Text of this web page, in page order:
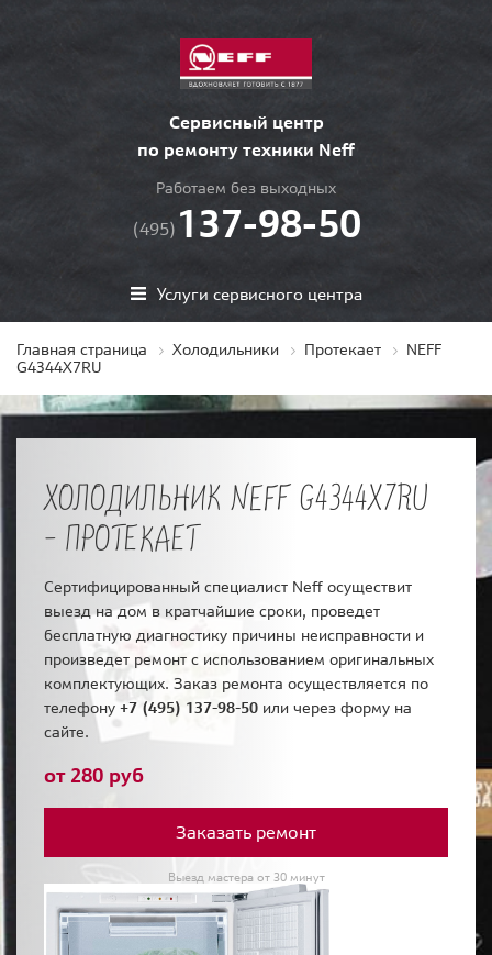
Сервисный центр
по ремонту техники Neff
Работаем без выходных
(495) 137-98-50
Услуги сервисного центра
Главная страница Холодильники Протекает
NEFF
G4344X7RU
ХОЛОДИЛЬНИК NEFF G4344X7RU
- ПРОТЕКАЕТ
Сертифицированный специалист Neff осуществит
выезд на дом в кратчайшие сроки, проведет
бесплатную диагностику причины неисправности и
произведет ремонт с использованием оригинальных
комплектующих. Заказ ремонта осуществляется по
телефону +7 (495) 137-98-50 или через форму на
сайте.
от 280 руб
Заказать ремонт
Выезд мастера от 30 минут